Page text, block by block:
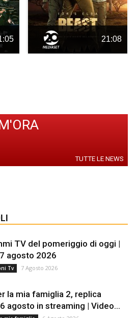
21:08
TUTTE LE NEWS
TV del pomeriggio di oggi |
agosto 2026
Tv 7 Agosto 2026
la mia famiglia 2, replica
agosto in streaming | Video...